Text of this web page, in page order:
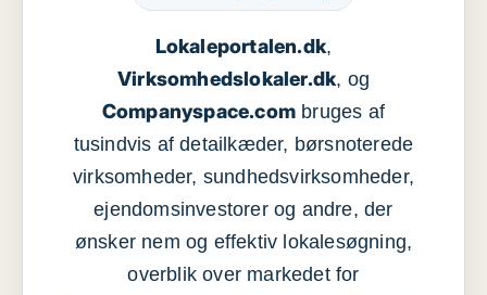
Lokaleportalen.dk,
Virksomhedslokaler.dk, og
Companyspace.com bruges af
tusindvis af detailkæder, børsnoterede
virksomheder, sundhedsvirksomheder,
ejendomsinvestorer og andre, der
ønsker nem og effektiv lokalesøgning,
overblik over markedet for